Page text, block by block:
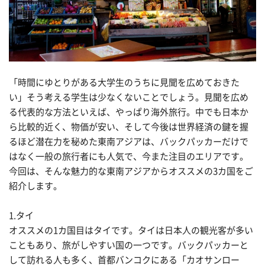
「時間にゆとりがある大学生のうちに見聞を広めておきた
い」そう考える学生は少なくないことでしょう。見聞を広め
る代表的な方法といえば、やっぱり海外旅行。中でも日本か
ら比較的近く、物価が安い、そして今後は世界経済の鍵を握
るほど潜在力を秘めた東南アジアは、バックパッカーだけで
はなく一般の旅行者にも人気で、今また注目のエリアです。
今回は、そんな魅力的な東南アジアからオススメの3カ国をご
紹介します。
1.タイ
オススメの1カ国目はタイです。タイは日本人の観光客が多い
こともあり、旅がしやすい国の一つです。バックパッカーと
して訪れる人も多く、首都バンコクにある「カオサンロー